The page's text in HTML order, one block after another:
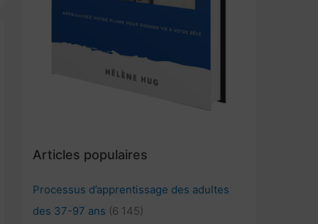
Articles populaires
Processus d’apprentissage des adultes
des 37-97 ans (6 145)